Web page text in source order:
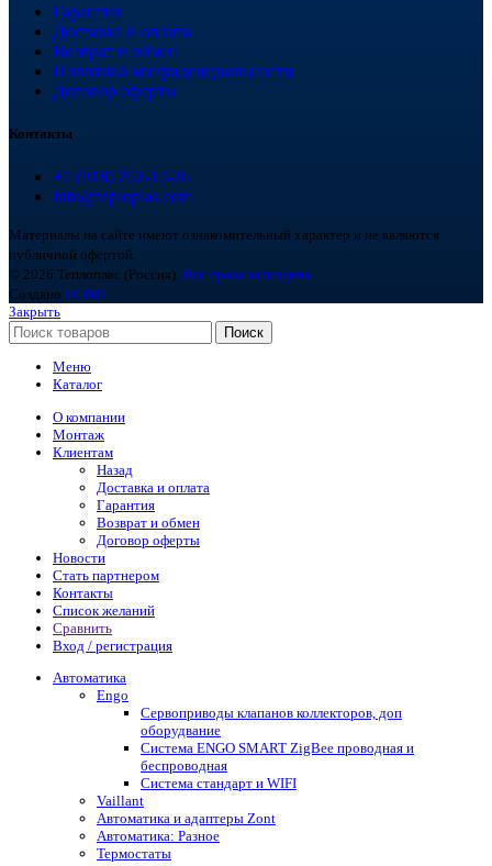
Гарантия
Доставка и оплата
Возврат и обмен
Политика конфиденциальности
Договор оферты
Контакты
+7 (918) 252-12-26
info@teploplas.com
Материалы на сайте имеют ознакомительный характер и не являются
публичной офертой.
© 2026 Теплоплас (Россия). Все права защищены.
Создано BOND
Закрыть
Поиск
Меню
Каталог
О компании
Монтаж
Клиентам
Назад
Доставка и оплата
Гарантия
Возврат и обмен
Договор оферты
Новости
Стать партнером
Контакты
Список желаний
Сравнить
Вход / регистрация
Автоматика
Engo
Сервоприводы клапанов коллекторов, доп
оборудвание
Система ENGO SMART ZigBee проводная и
беспроводная
Система стандарт и WIFI
Vaillant
Автоматика и адаптеры Zont
Автоматика: Разное
Термостаты